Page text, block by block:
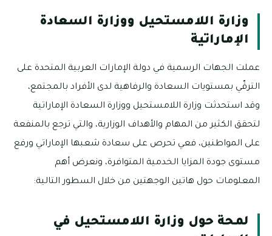
وزارة اللامستحيل ووزارة السعادة
الإماراتية
عملت الجهات الرسمية في دولة الإمارات العربية المتحدة على
الترقّي بمستويات السعادة والرفاهية لدى الأفراد بالمجتمع،
وقد استحدثت وزارة اللامستحيل ووزارة السعادة الإماراتية
لتحقق الكثير من المهام والأهداف الوزارية، والتي ترجع بالمنفعة
على المواطنين، فعي تحرص على سعادة شعبها الإماراتي ورفع
مستوى جودة المزايا الخدمية المتوافرة، ونعرض أهم
المعلومات حول هاتين الوجهتين من خلال السطور التالية:
لمحة حول وزارة اللامستحيل في